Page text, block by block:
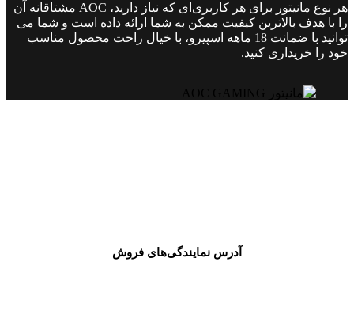
هر نوع مانیتور برای هر کاربری‌ای که نیاز دارید، AOC مشتاقانه آن
را با هدف بالاترین کیفیت ممکن به شما ارائه داده است و شما می
توانید با ضمانت 18 ماهه اسپیرو، با خیال راحت محصول مناسب
خود را خریداری کنید.
آدرس نمایندگی‌های فروش